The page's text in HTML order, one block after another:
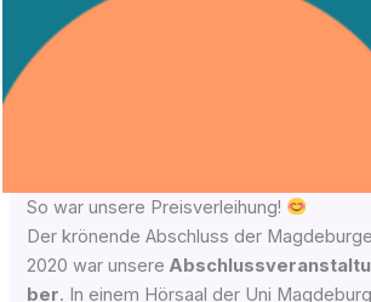
So war unsere Preisverleihung!
Der krö­nen­de Abschluss der
2020 war unse­re
ber. In einem Hör­saal der Uni